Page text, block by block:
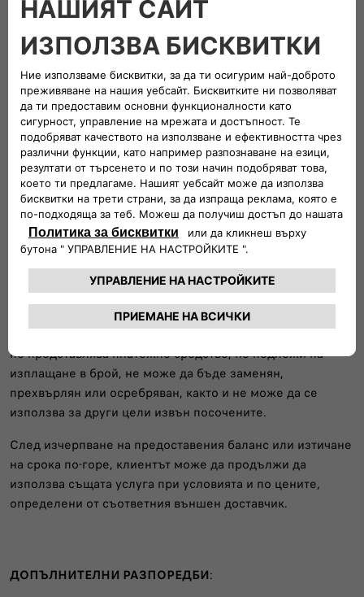
предоставяна от външен доставчик, като включва
предплатен баланс в размер на еквивалента на 700 евро,
който може да бъде използван за зареждане на
електромобила чрез съответната мрежа.
Предоставеният баланс може да бъде използван в срок
до 12 (дванадесет) месеца от датата на активиране или
до неговото изчерпване, което от двете настъпи първо.
Клиентът приема, че достъпът до услугата се
осъществява чрез външен доставчик, като ползването ѝ
е изцяло подчинено на неговите общи условия, цени и
правила. „ЕС ЕФ ЕЙ Аутомотив“ ЕООД не носи
достъпността на услугата, предоставяна от външния
доставчик.
Предплатеният баланс представлява търговски бонус и
не представлява платежно средство, не подлежи на
изплащане в брой, не може да бъде заменян,
прехвърлян или осребряван, както и не може да се
използва за други цели извън посочените.
След изчерпване на предоставения баланс или изтичане
на срока по-горе, клиентът може да продължи да
използва същата услуга при условията и по цените,
определени от съответния външен доставчик.
ДОПЪЛНИТЕЛНИ РАЗПОРЕДБИ: